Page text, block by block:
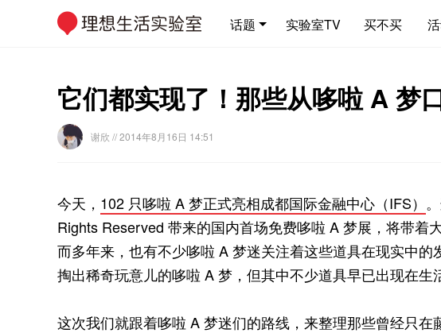
话题 实验室TV 买不买
它们都实现了！那些从哆啦 A 梦
谢欣 // 2014年8月16日 14:51
今天， 102 只哆啦 A 梦正式亮相成都国际金融中心（IFS）
Rights Reserved 带来的国内首场免费哆啦 A 梦展，将带着
而多年来，也有不少哆啦 A 梦迷关注着这些道具在现实中
掏出稀奇玩意儿的哆啦 A 梦，但其中不少道具早已出现在生
这次我们就跟着哆啦 A 梦迷们的路线，来整理那些曾经只在